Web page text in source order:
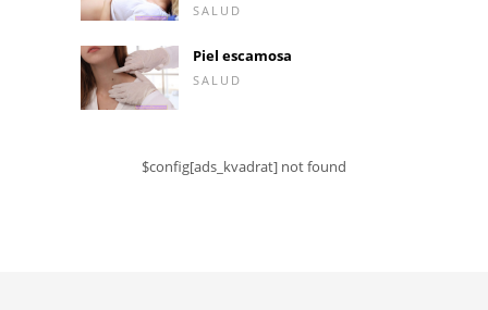
SALUD
Piel escamosa
SALUD
$config[ads_kvadrat] not found